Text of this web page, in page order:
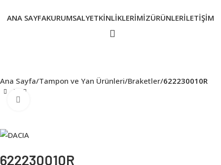
ANA SAYFAKURUMSALYETKINLIKLERIMIZÜRÜNLERİLETIŞIM
Ana Sayfa Tampon ve Yan Ürünleri Braketler 622230010R
622230010R